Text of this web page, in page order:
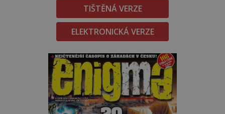
TIŠTĚNÁ VERZE
ELEKTRONICKÁ VERZE